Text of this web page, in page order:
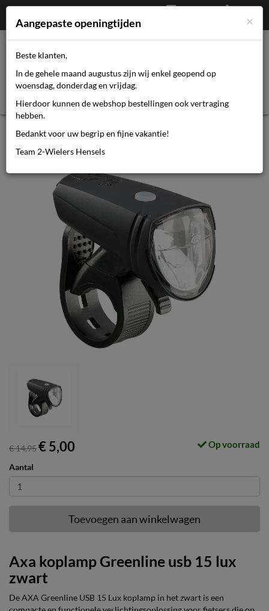
€0,00
Afrekenen
Mijn account
Axa koplamp Greenline usb 15 lux
zwart
€ 14,95€ 5,00 Op voorraad
Aantal
Toevoegen aan winkelwagen
Axa koplamp Greenline usb 15 lux
zwart
De AXA Greenline USB 15 Lux koplamp in het zwart is een
×
Aangepaste openingtijden
Beste klanten,
In de gehele maand augustus zijn wij enkel geopend op
woensdag, donderdag en vrijdag.
Hierdoor kunnen de webshop bestellingen ook vertraging
hebben.
Bedankt voor uw begrip en fijne vakantie!
Team 2-Wielers Hensels